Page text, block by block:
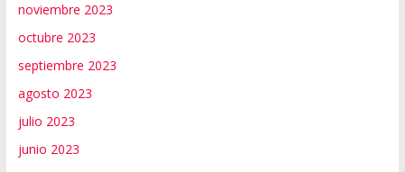
noviembre 2023
octubre 2023
septiembre 2023
agosto 2023
julio 2023
junio 2023